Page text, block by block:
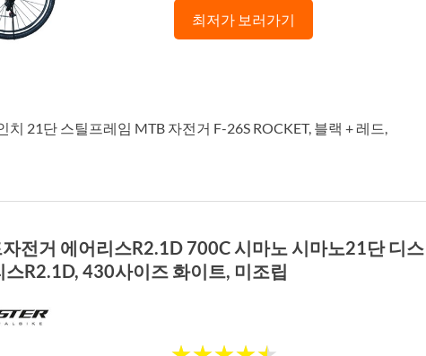
최저가 보러가기
21단 스틸프레임 MTB 자전거 F-26S ROCKET, 블랙 + 레드,
전거 에어리스R2.1D 700C 시마노 시마노21단 디스
R2.1D, 430사이즈 화이트, 미조립